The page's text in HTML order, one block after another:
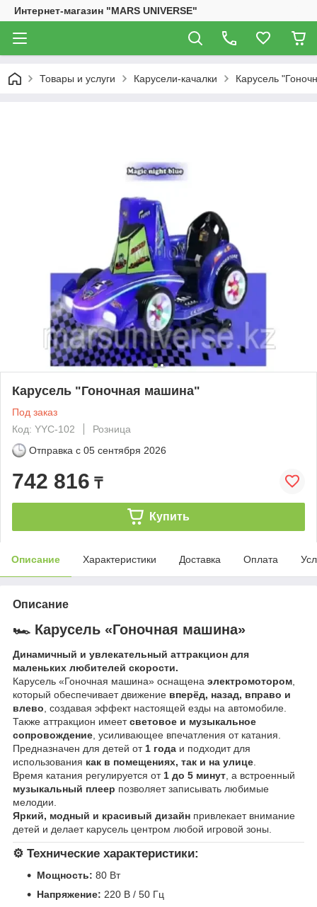
Интернет-магазин "MARS UNIVERSE"
Товары и услуги Карусели-качалки Карусель
Карусель "Гоночная машина"
Под заказ
Код: YYC-102
Розница
Отправка с 05 сентября 2026
742 816 ₸
Купить
Описание Характеристики Доставка Оплата
Описание
🏎️ Карусель «Гоночная машина»
Динамичный и увлекательный аттракцион для
маленьких любителей скорости.
Карусель «Гоночная машина» оснащена электромотором,
который обеспечивает движение вперёд, назад, вправо и
влево, создавая эффект настоящей езды на автомобиле.
Также аттракцион имеетсветовое и музыкальное
сопровождение, усиливающее впечатления от катания.
Предназначен для детей от1 года и подходит для
использования как в помещениях, так и на улице.
Время катания регулируется от1 до 5 минут, а встроенный
музыкальный плеер позволяет записывать любимые
мелодии.
Яркий, модный и красивый дизайн привлекает внимание
детей и делает карусель центром любой игровой зоны.
⚙️ Технические характеристики:
Мощность: 80 Вт
Напряжение: 220 В / 50 Гц